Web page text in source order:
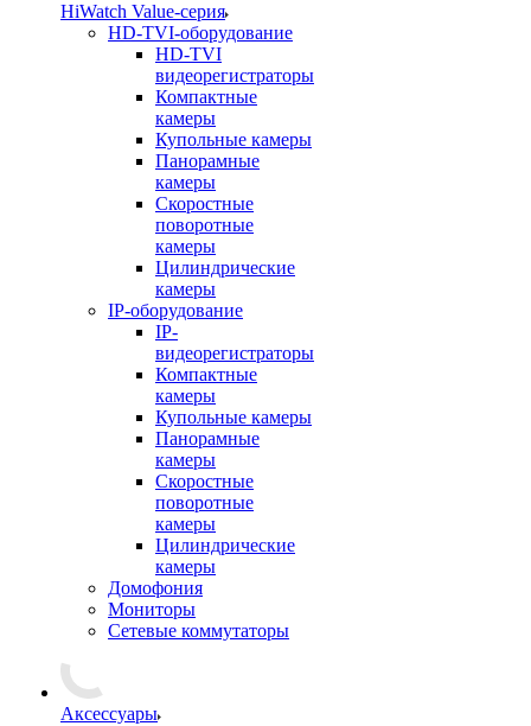
HiWatch Value-серия
HD-TVI-оборудование
HD-TVI
видеорегистраторы
Компактные
камеры
Купольные камеры
Панорамные
камеры
Скоростные
поворотные
камеры
Цилиндрические
камеры
IP-оборудование
IP-
видеорегистраторы
Компактные
камеры
Купольные камеры
Панорамные
камеры
Скоростные
поворотные
камеры
Цилиндрические
камеры
Домофония
Мониторы
Сетевые коммутаторы
Аксессуары